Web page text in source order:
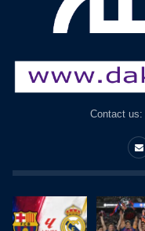
Contact us: